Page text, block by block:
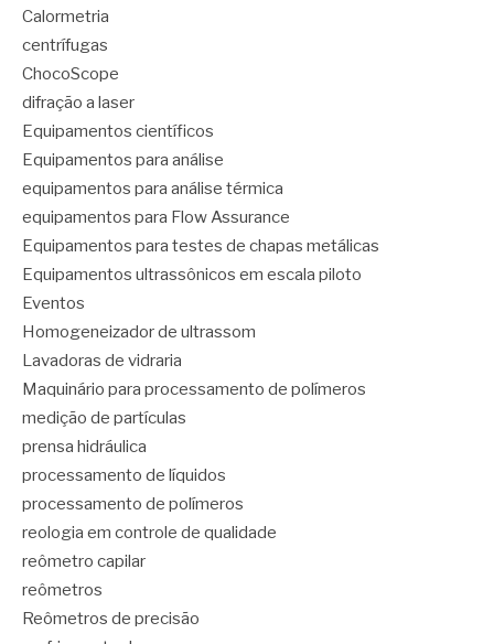
Calormetria
centrífugas
ChocoScope
difração a laser
Equipamentos científicos
Equipamentos para análise
equipamentos para análise térmica
equipamentos para Flow Assurance
Equipamentos para testes de chapas metálicas
Equipamentos ultrassônicos em escala piloto
Eventos
Homogeneizador de ultrassom
Lavadoras de vidraria
Maquinário para processamento de polímeros
medição de partículas
prensa hidráulica
processamento de líquidos
processamento de polímeros
reologia em controle de qualidade
reômetro capilar
reômetros
Reômetros de precisão